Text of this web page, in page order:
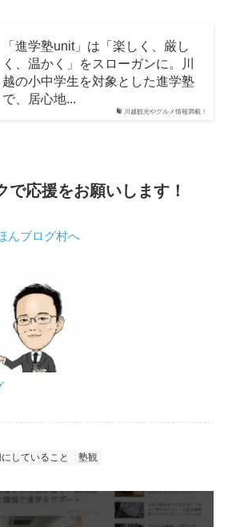
川越観光やグルメ情報満載！
「進学塾unit」は「楽しく、厳し
く、温かく」をスローガンに。川
越の小中学生を対象とした進学塾
で、居心地...
で応援をお願いします！
していること 塾観